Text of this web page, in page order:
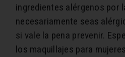
ingredientes alérgenos por
necesariamente seas
si vale la pena prevenir.
los maquillajes para